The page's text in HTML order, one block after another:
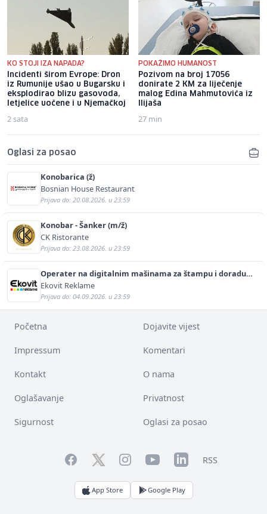
KO STOJI IZA NAPADA?
Incidenti širom Evrope: Dron
iz Rumunije ušao u Bugarsku i
eksplodirao blizu gasovoda,
letjelice uočene i u Njemačkoj
2 sata
POKAŽIMO HUMANOST
Pozivom na broj 17056
donirate 2 KM za liječenje
malog Edina Mahmutovića iz
Ilijaša
27 min
Oglasi za posao
Konobarica (ž)
Bosnian House Restaurant
Prijava do: 20.08.2026. u 23:59
Konobar - Šanker (m/ž)
CK Ristorante
Prijava do: 23.08.2026. u 23:59
Operater na digitalnim mašinama za štampu i doradu
(m/ž)
Ekovit Reklame
Prijava do: 04.09.2026. u 23:59
Početna Dojavite vijest
Impressum Komentari
Kontakt O nama
Oglašavanje Privatnost
Sigurnost Oglasi za posao
FacebookTwitterInstagramYouTubeLinkedInRSS
App Store Google Play